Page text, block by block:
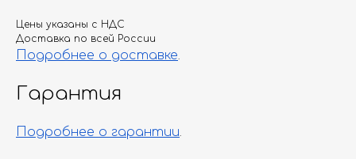
Цены указаны с НДС
Доставка по всей России
Подробнее о доставке.
Гарантия
Подробнее о гарантии.